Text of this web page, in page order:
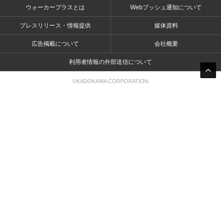
ウォーカープラスとは Webプッシュ通知について
プレスリリース・情報提供 媒体資料
広告掲載について 会社概要
利用者情報の外部送信について
©KADOKAWA CORPORATION